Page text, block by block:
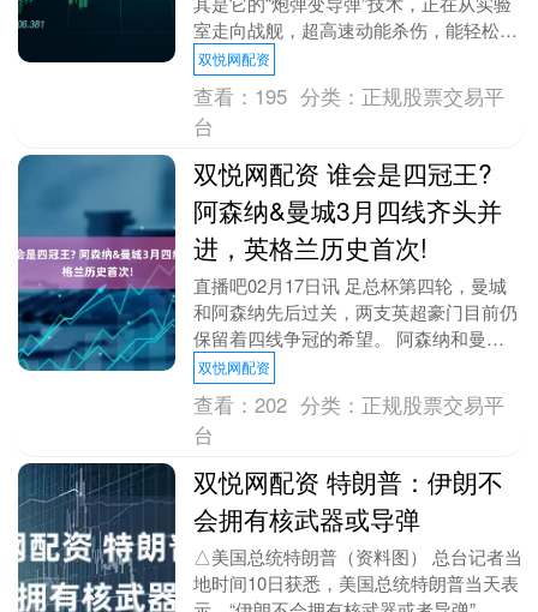
室走向战舰，超高速动能杀伤，能轻松摧
毁敌方的军舰、坦克、岸防工事，有望改
写海军的作战规....
双悦网配资
查看： 195 分类： 正规股票交易平
台
双悦网配资 谁会是四冠王?
阿森纳&曼城3月四线齐头并
进，英格兰历史首次!
直播吧02月17日讯 足总杯第四轮，曼城
和阿森纳先后过关，两支英超豪门目前仍
保留着四线争冠的希望。 阿森纳和曼城
的四线竞争态势将至少保持到3月份，此
外据《泰晤士....
双悦网配资
查看：202 分类： 正规股票交易平
台
双悦网配资 特朗普：伊朗不
会拥有核武器或导弹
△美国总统特朗普（资料图） 总台记者当
地时间10日获悉，美国总统特朗普当天表